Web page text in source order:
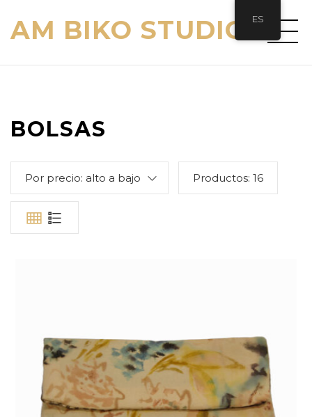
AM BIKO STUDIO
BOLSAS
Por precio: alto a bajo Productos: 16
ES